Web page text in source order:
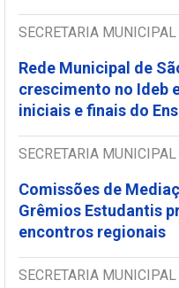
SECRETARIA MUNICIPAL
Rede Municipal de
crescimento no Ideb
iniciais e finais do
SECRETARIA MUNICIPAL
Comissões de
Grêmios Estudantis
encontros regionais
SECRETARIA MUNICIPAL